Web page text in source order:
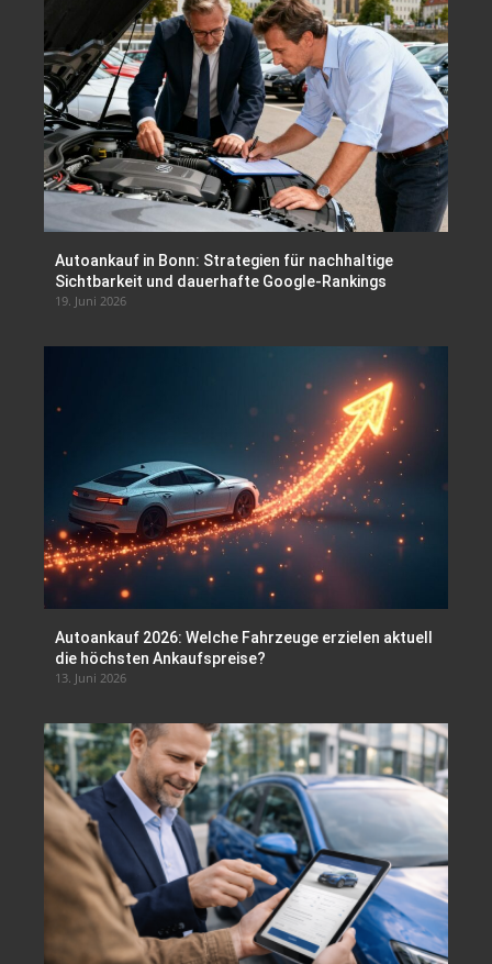
Autoankauf in Bonn: Strategien für nachhaltige
Sichtbarkeit und dauerhafte Google-Rankings
19. Juni 2026
Autoankauf 2026: Welche Fahrzeuge erzielen aktuell
die höchsten Ankaufspreise?
13. Juni 2026